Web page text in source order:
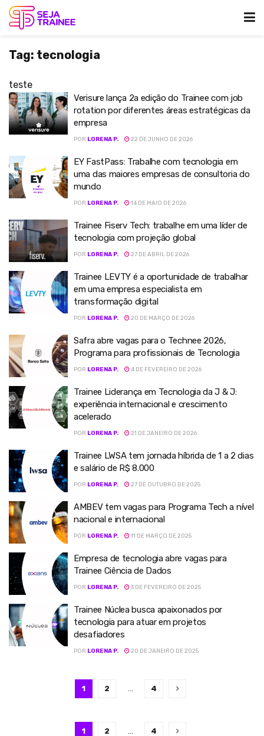
Tag: tecnologia
teste
Verisure lança 2a edição do Trainee com job
rotation por diferentes áreas estratégicas da
empresa
POR LORENA P. 22 DE JUNHO DE 2026
EY FastPass: Trabalhe com tecnologia em
uma das maiores empresas de consultoria do
mundo
POR LORENA P. 14 DE MAIO DE 2026
Trainee Fiserv Tech: trabalhe em uma líder de
tecnologia com projeção global
POR LORENA P. 27 DE ABRIL DE 2026
Trainee LEVTY é a oportunidade de trabalhar
em uma empresa especialista em
transformação digital
POR LORENA P. 20 DE MARÇO DE 2026
Safra abre vagas para o Technee 2026,
Programa para profissionais de Tecnologia
POR LORENA P. 4 DE FEVEREIRO DE 2026
Trainee Liderança em Tecnologia da J & J:
experiência internacional e crescimento
acelerado
POR LORENA P. 21 DE JANEIRO DE 2026
Trainee LWSA tem jornada híbrida de 1 a 2 dias
e salário de R$ 8.000
POR LORENA P. 27 DE OUTUBRO DE 2025
AMBEV tem vagas para Programa Tech a nível
nacional e internacional
POR LORENA P. 11 DE MARÇO DE 2025
Empresa de tecnologia abre vagas para
Trainee Ciência de Dados
POR LORENA P. 3 DE FEVEREIRO DE 2025
Trainee Núclea busca apaixonados por
tecnologia para atuar em projetos
desafiadores
POR LORENA P. 20 DE JANEIRO DE 2025
1 2 … 4
1 2 … 4